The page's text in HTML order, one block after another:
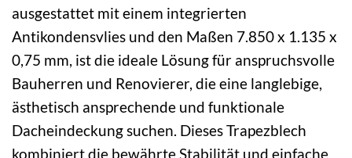
ausgestattet mit einem integrierten
Antikondensvlies und den Maßen 7.850 x 1.135 x
0,75 mm, ist die ideale Lösung für anspruchsvolle
Bauherren und Renovierer, die eine langlebige,
ästhetisch ansprechende und funktionale
Dacheindeckung suchen. Dieses Trapezblech
kombiniert die bewährte Stabilität und einfache